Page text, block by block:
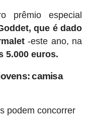
prêmio especial
que é dado
-este ano, na
5.000 euros.
camisa
podem concorrer